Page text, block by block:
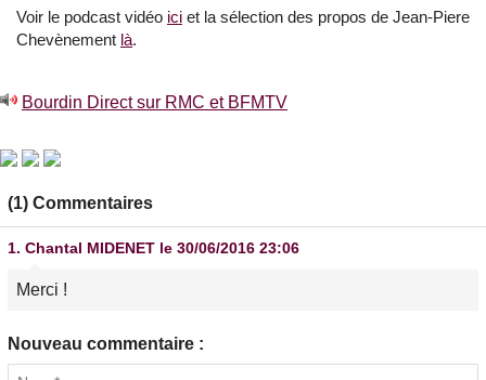
Voir le podcast vidéo ici et la sélection des propos de Jean-Piere
Chevènement là.
Bourdin Direct sur RMC et BFMTV
(1) Commentaires
1. Chantal MIDENET le 30/06/2016 23:06
Merci !
Nouveau commentaire :